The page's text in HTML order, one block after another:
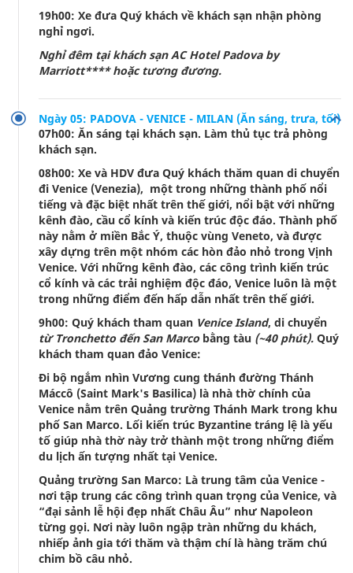
19h00: Xe đưa Quý khách về khách sạn nhận phòng
nghỉ ngơi.
Nghỉ đêm tại khách sạn AC Hotel Padova by
Marriott**** hoặc tương đương.
Ngày 05: PADOVA - VENICE - MILAN (Ăn sáng, trưa, tối)
07h00: Ăn sáng tại khách sạn. Làm thủ tục trả phòng
khách sạn.
08h00: Xe và HDV đưa Quý khách thăm quan di chuyển
đi Venice (Venezia), một trong những thành phố nổi
tiếng và đặc biệt nhất trên thế giới, nổi bật với những
kênh đào, cầu cổ kính và kiến trúc độc đáo. Thành phố
này nằm ở miền Bắc Ý, thuộc vùng Veneto, và được
xây dựng trên một nhóm các hòn đảo nhỏ trong Vịnh
Venice. Với những kênh đào, các công trình kiến trúc
cổ kính và các trải nghiệm độc đáo, Venice luôn là một
trong những điểm đến hấp dẫn nhất trên thế giới.
9h00: Quý khách tham quan Venice Island, di chuyển
từ Tronchetto đến San Marcobằng tàu (~40 phút). Quý
khách tham quan đảo Venice:
Đi bộ ngắm nhìn Vương cung thánh đường Thánh
Máccô (Saint Mark's Basilica) là nhà thờ chính của
Venice nằm trên Quảng trường Thánh Mark trong khu
phố San Marco. Lối kiến trúc Byzantine tráng lệ là yếu
tố giúp nhà thờ này trở thành một trong những điểm
du lịch ấn tượng nhất tại Venice.
Quảng trường San Marco: Là trung tâm của Venice -
nơi tập trung các công trình quan trọng của Venice, và
“đại sảnh lễ hội đẹp nhất Châu Âu” như Napoleon
từng gọi. Nơi này luôn ngập tràn những du khách,
nhiếp ảnh gia tới thăm và thậm chí là hàng trăm chú
chim bồ câu nhỏ.